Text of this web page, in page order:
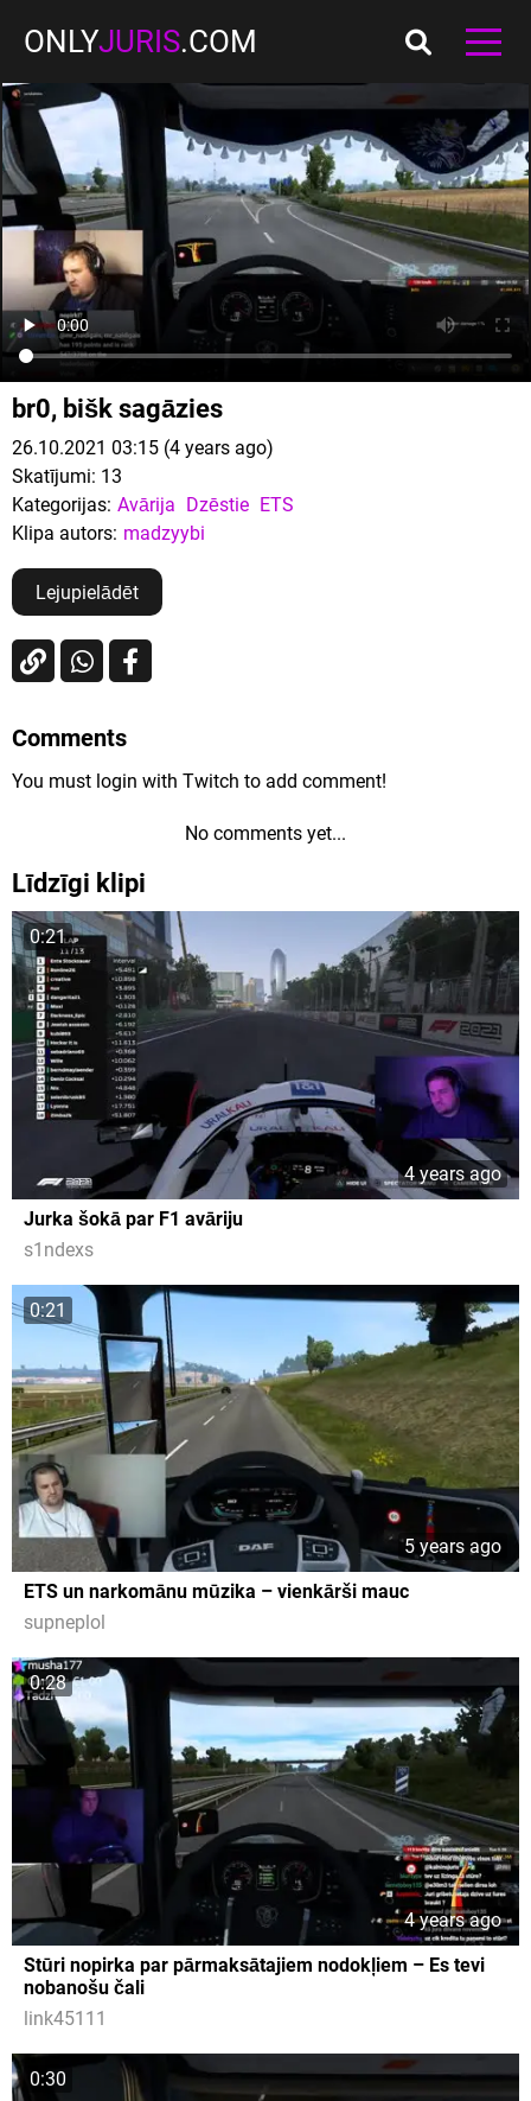
ONLYJURIS.COM
br0, bišk sagāzies
26.10.2021 03:15 (4 years ago)
Skatījumi: 13
Kategorijas: Avārija Dzēstie ETS
Klipa autors: madzyybi
Lejupielādēt
Comments
You must login with Twitch to add comment!
No comments yet...
Līdzīgi klipi
0:21
4 years ago
Jurka šokā par F1 avāriju
s1ndexs
0:21
5 years ago
ETS un narkomānu mūzika – vienkārši mauc
supneplol
0:28
4 years ago
Stūri nopirka par pārmaksātajiem nodokļiem – Es tevi
nobanošu čali
link45111
0:30